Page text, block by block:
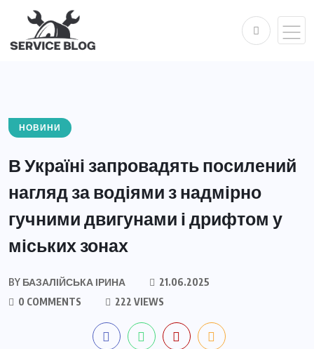
НОВИНИ
В Україні запровадять посилений
нагляд за водіями з надмірно
гучними двигунами і дрифтом у
міських зонах
BY БАЗАЛІЙСЬКА ІРИНА
21.06.2025
0 COMMENTS
222 VIEWS